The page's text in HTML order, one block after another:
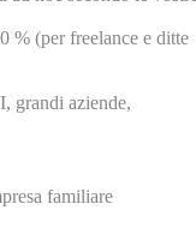
% (per freelance e ditte
grandi aziende,
familiare